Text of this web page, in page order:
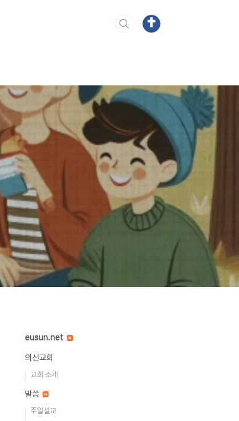
eusun.net
의선교회
교회 소개
말씀
주일설교